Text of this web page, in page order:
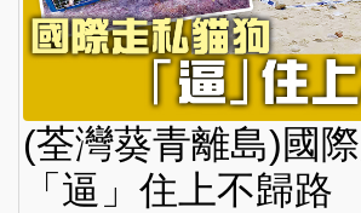
(荃灣葵青離島)國
「逼」住上不歸路